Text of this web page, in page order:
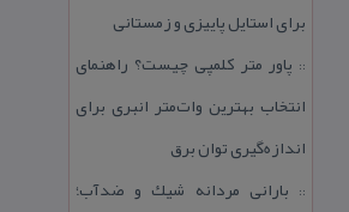
برای استایل پاییزی و زمستانی
:: پاور متر كلمپی چیست؟ راهنمای
انتخاب بهترین وات‌متر انبری برای
اندازه‌گیری توان برق
:: بارانی مردانه شیك و ضدآب؛